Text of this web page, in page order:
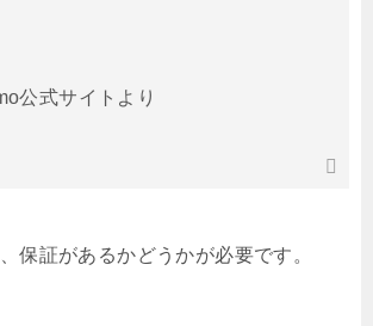
公式サイトより
保証があるかどうかが必要です。